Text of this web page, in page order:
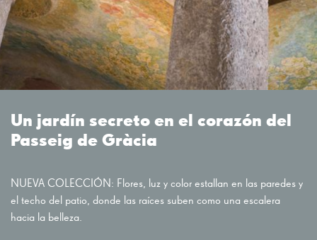
Un jardín secreto en el corazón del
Passeig de Gràcia
NUEVA COLECCIÓN: Flores, luz y color estallan en las paredes y
el techo del patio, donde las raíces suben como una escalera
hacia la belleza.